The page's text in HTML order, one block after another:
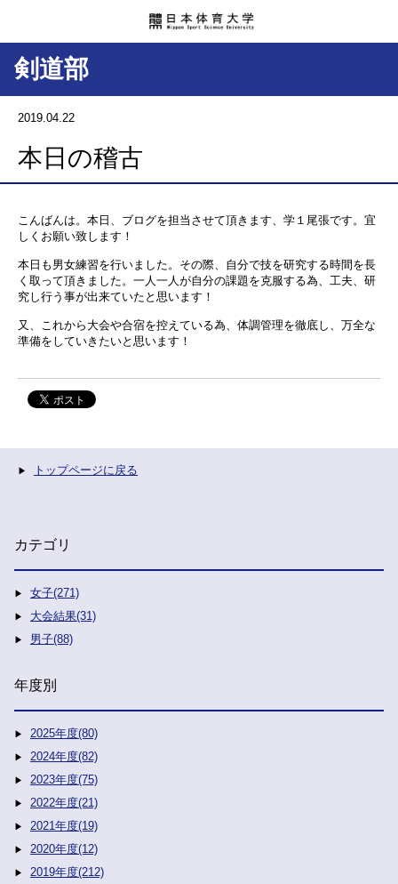
剣道部
2019.04.22
本日の稽古
こんばんは。本日、ブログを担当させて頂きます、学１尾張です。宜
しくお願い致します！
本日も男女練習を行いました。その際、自分で技を研究する時間を長
く取って頂きました。一人一人が自分の課題を克服する為、工夫、研
究し行う事が出来ていたと思います！
又、これから大会や合宿を控えている為、体調管理を徹底し、万全な
準備をしていきたいと思います！
トップページに戻る
カテゴリ
女子(271)
大会結果(31)
男子(88)
年度別
2025年度(80)
2024年度(82)
2023年度(75)
2022年度(21)
2021年度(19)
2020年度(12)
2019年度(212)